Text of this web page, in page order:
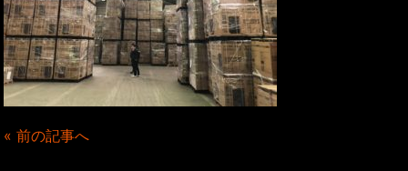
« 前の記事へ